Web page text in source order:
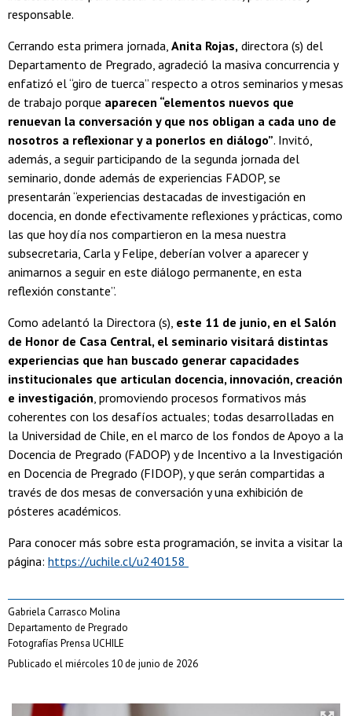
responsable.
Cerrando esta primera jornada, Anita Rojas, directora (s) del
Departamento de Pregrado, agradeció la masiva concurrencia y
enfatizó el “giro de tuerca” respecto a otros seminarios y mesas
de trabajo porque aparecen “elementos nuevos que
renuevan la conversación y que nos obligan a cada uno de
nosotros a reflexionar y a ponerlos en diálogo”. Invitó,
además, a seguir participando de la segunda jornada del
seminario, donde además de experiencias FADOP, se
presentarán “experiencias destacadas de investigación en
docencia, en donde efectivamente reflexiones y prácticas, como
las que hoy día nos compartieron en la mesa nuestra
subsecretaria, Carla y Felipe, deberían volver a aparecer y
animarnos a seguir en este diálogo permanente, en esta
reflexión constante”.
Como adelantó la Directora (s), este 11 de junio, en el Salón
de Honor de Casa Central, el seminario visitará distintas
experiencias que han buscado generar capacidades
institucionales que articulan docencia, innovación, creación
e investigación, promoviendo procesos formativos más
coherentes con los desafíos actuales; todas desarrolladas en
la Universidad de Chile, en el marco de los fondos de Apoyo a la
Docencia de Pregrado (FADOP) y de Incentivo a la Investigación
en Docencia de Pregrado (FIDOP), y que serán compartidas a
través de dos mesas de conversación y una exhibición de
pósteres académicos.
Para conocer más sobre esta programación, se invita a visitar la
página: https://uchile.cl/u240158
Gabriela Carrasco Molina
Departamento de Pregrado
Fotografías Prensa UCHILE
Publicado el miércoles 10 de junio de 2026